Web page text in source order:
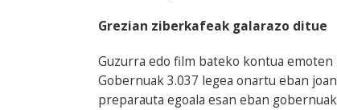
Grezian ziberkafeak galarazo ditue
Guzurra edo film bateko kontua emoten
Gobernuak 3.037 legea onartu eban
preparauta egoala esan eban